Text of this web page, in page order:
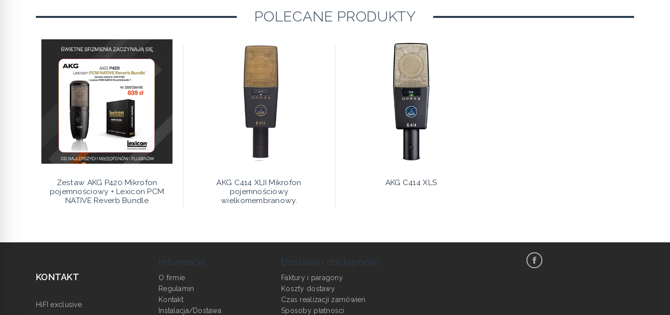
POLECANE PRODUKTY
Zestaw AKG P420 Mikrofon
pojemnościowy + Lexicon PCM
NATIVE Reverb Bundle
AKG C414 XLII Mikrofon
pojemnościowy
wielkomembranowy.
AKG C414 XLS
KONTAKT
HiFI exclusive
Informacje
O firmie
Regulamin
Kontakt
Instalacja/Dostawa
Dostawa i dostępność
Faktury i paragony
Koszty dostawy
Czas realizacji zamówień
Sposoby płatności